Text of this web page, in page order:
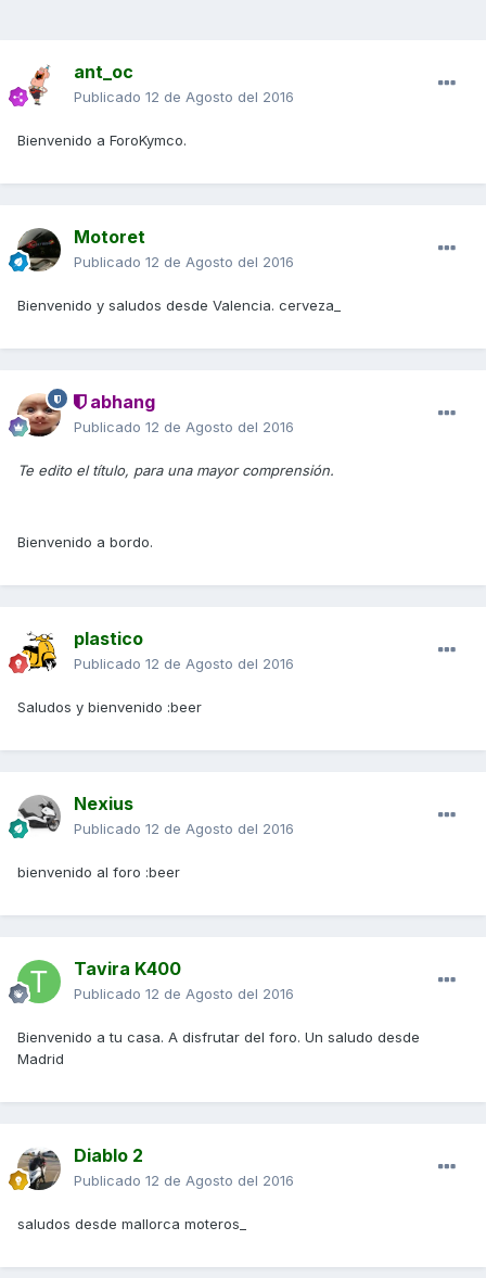
ant_oc
Publicado 12 de Agosto del 2016
Bienvenido a ForoKymco.
Motoret
Publicado 12 de Agosto del 2016
Bienvenido y saludos desde Valencia. cerveza_
abhang
Publicado 12 de Agosto del 2016
Te edito el título, para una mayor comprensión.
Bienvenido a bordo.
plastico
Publicado 12 de Agosto del 2016
Saludos y bienvenido :beer
Nexius
Publicado 12 de Agosto del 2016
bienvenido al foro :beer
Tavira K400
Publicado 12 de Agosto del 2016
Bienvenido a tu casa. A disfrutar del foro. Un saludo desde
Madrid
Diablo 2
Publicado 12 de Agosto del 2016
saludos desde mallorca moteros_